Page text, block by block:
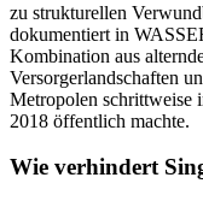
zu strukturellen
dokumentiert in
Kombination aus
Versorgerlandschaften
Metropolen schrittweise
2018 öffentlich machte.
Wie verhindert